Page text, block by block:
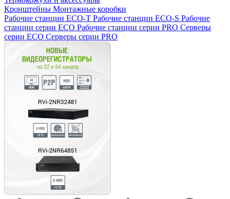
Кронштейны Монтажные коробки
Рабочие станции ECO-T Рабочие станции ECO-S Рабочие
станции серии ECO Рабочие станции серии PRO Серверы
серии ECO Серверы серии PRO